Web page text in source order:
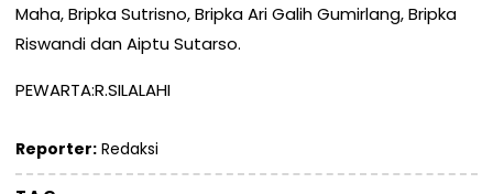
Maha, Bripka Sutrisno, Bripka Ari Galih Gumirlang, Bripka
Riswandi dan Aiptu Sutarso.
PEWARTA:R.SILALAHI
Reporter: Redaksi